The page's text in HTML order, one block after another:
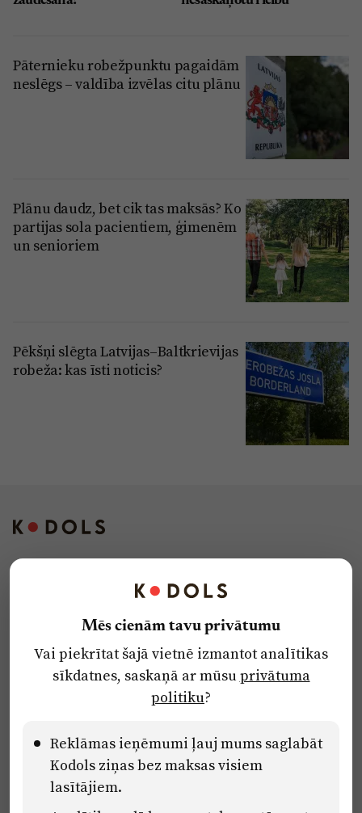
Pāternieku robežpunktu pagaidām
neslēgs – valdība izvēlas citu plānu
Plānu daudz, bet cik tas maksās? Ko
partijas sola pacientiem, ģimenēm
un senioriem
Pēkšņi slēgta Latvijas–Baltkrievijas
robeža: kas īsti noticis?
Privātuma politika
Ētikas kodekss
Pārredzamības paziņojumi
Eiropas Savienības Atveseļošanas un noturības mehānisma plāna
Mēs cienām tavu privātumu
Vai piekrītat šajā vietnē izmantot analītikas
sīkdatnes, saskaņā ar mūsuprivātuma
politiku?
Reklāmas ieņēmumi ļauj mums saglabāt
Kodols ziņas bez maksas visiem
lasītājiem.